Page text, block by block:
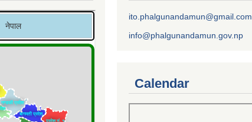
ito.phalgunandamun@gmail.com
info@phalgunandamun.gov.np
Calendar